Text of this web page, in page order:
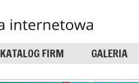
KATALOG FIRM GALERIA